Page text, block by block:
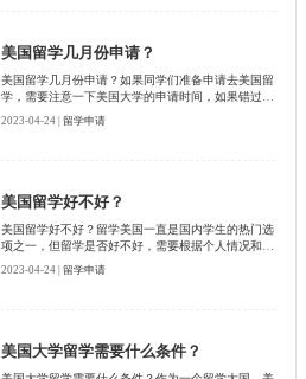
美国留学几月份申请？
美国留学几月份申请？如果同学们准备申请去美国留
学，需要注意一下美国大学的申请时间，如果错过的
话就要等下一年了，那么美国留学申请季时间是几月
份？下面就让启德小编为大家介绍一下！
2023-04-24 | 留学申请
美国留学好不好？
美国留学好不好？留学美国一直是国内学生的热门选
项之一，但留学是否好不好，需要根据个人情况和留
学目的来综合考虑。以下是启德小编整理的关于留学
美国的优缺点分析。
2023-04-24 | 留学申请
美国大学留学需要什么条件？